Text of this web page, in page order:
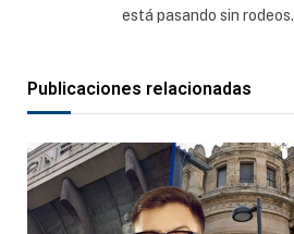
está pasando sin rodeos.
Publicaciones relacionadas